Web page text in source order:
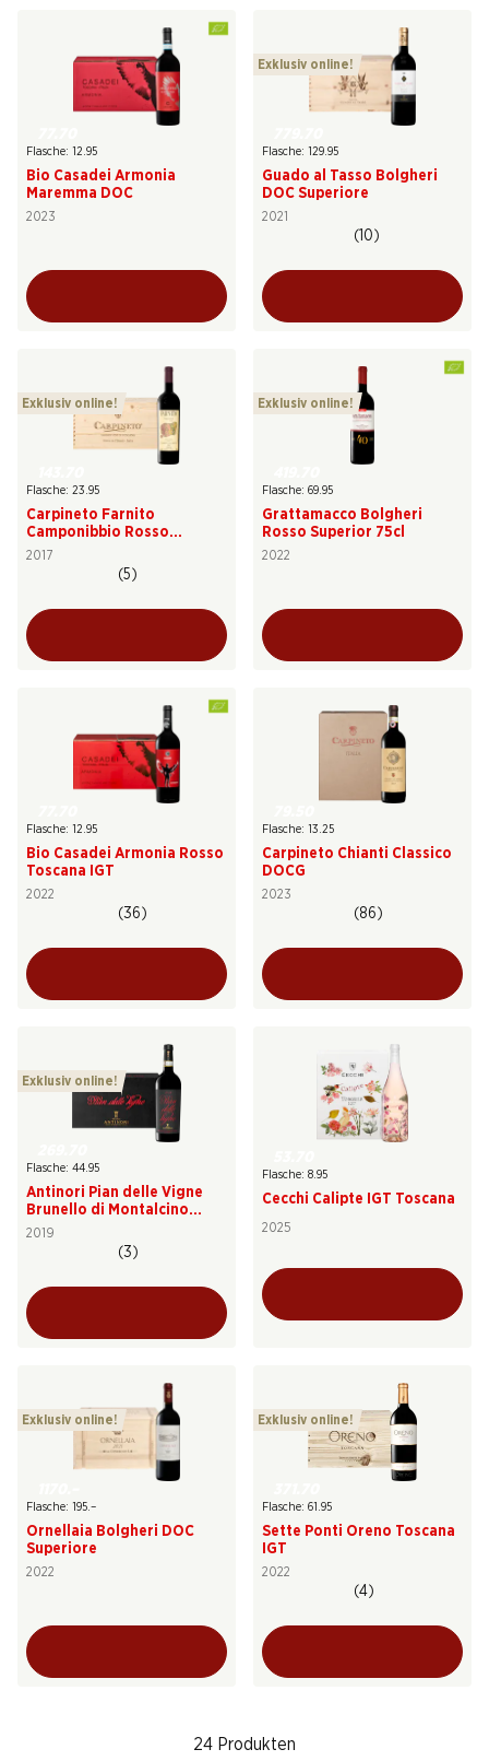
Flasche: 12.95
Bio Casadei Armonia
Maremma DOC
2023
Exklusiv online!
Flasche: 129.95
Guado al Tasso Bolgheri
DOC Superiore
2021
(10)
Exklusiv online!
Flasche: 23.95
Carpineto Farnito
Camponibbio Rosso
Toscana IGT
2017
(5)
Exklusiv online!
Flasche: 69.95
Grattamacco Bolgheri
Rosso Superior 75cl
2022
Flasche: 12.95
Bio Casadei Armonia Rosso
Toscana IGT
2022
(36)
Flasche: 13.25
Carpineto Chianti Classico
DOCG
2023
(86)
Exklusiv online!
Flasche: 44.95
Antinori Pian delle Vigne
Brunello di Montalcino
DOCG
2019
(3)
Flasche: 8.95
Cecchi Calipte IGT Toscana
2025
Exklusiv online!
Flasche: 195.–
Ornellaia Bolgheri DOC
Superiore
2022
Exklusiv online!
Flasche: 61.95
Sette Ponti Oreno Toscana
IGT
2022
(4)
24 Produkten